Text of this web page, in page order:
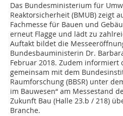
Das Bundesministerium für
Reaktorsicherheit (BMUB) zeigt
Fachmesse für Bauen und
erneut Flagge und lädt zu
Auftakt bildet die
Bundesbauministerin Dr.
Februar 2018. Zudem informiert
gemeinsam mit dem
Raumforschung (BBSR) unter
im Bauwesen“ am Messestand
Zukunft Bau (Halle 23.b / 218)
Branche.